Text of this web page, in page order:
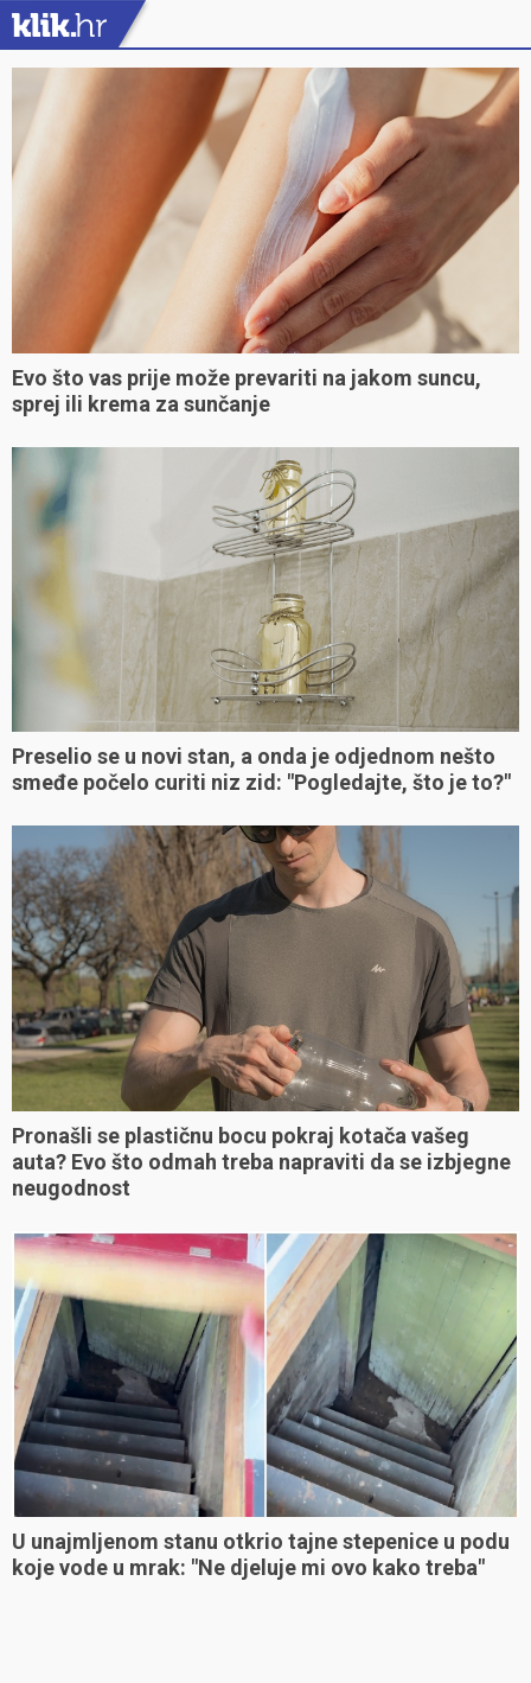
Evo što vas prije može prevariti na jakom suncu,
sprej ili krema za sunčanje
Preselio se u novi stan, a onda je odjednom nešto
smeđe počelo curiti niz zid: "Pogledajte, što je to?"
Pronašli se plastičnu bocu pokraj kotača vašeg
auta? Evo što odmah treba napraviti da se izbjegne
neugodnost
U unajmljenom stanu otkrio tajne stepenice u podu
koje vode u mrak: "Ne djeluje mi ovo kako treba"